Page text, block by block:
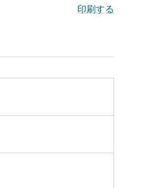
印刷する